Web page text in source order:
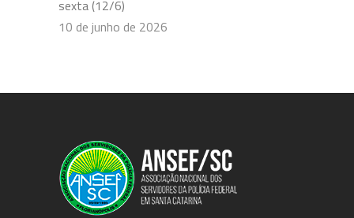
sexta (12/6)
10 de junho de 2026